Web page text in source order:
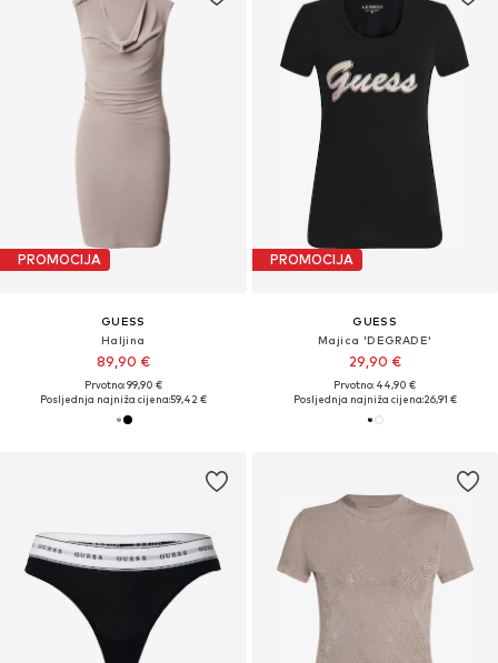
PROMOCIJA
GUESS
Haljina
89,90 €
Prvotno: 99,90 €
Posljednja najniža cijena:59,42 €
PROMOCIJA
GUESS
Majica 'DEGRADE'
29,90 €
Prvotno: 44,90 €
Posljednja najniža cijena:26,91 €